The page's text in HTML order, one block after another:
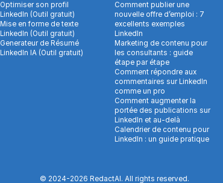
Optimiser son profil
LinkedIn (Outil gratuit)
Mise en forme de texte
LinkedIn (Outil gratuit)
Generateur de Résumé
LinkedIn IA (Outil gratuit)
Comment publier une
nouvelle offre d’emploi : 7
excellents exemples
LinkedIn
Marketing de contenu pour
les consultants : guide
étape par étape
Comment répondre aux
commentaires sur LinkedIn
comme un pro
Comment augmenter la
portée des publications sur
LinkedIn et au-delà
Calendrier de contenu pour
LinkedIn : un guide pratique
© 2024-2026 RedactAI. All rights reserved.